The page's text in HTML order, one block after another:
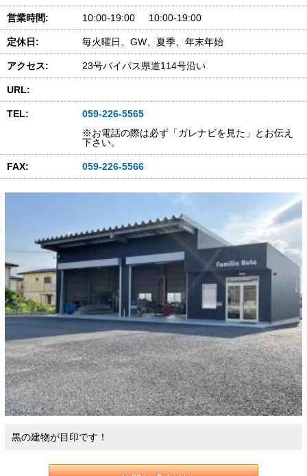
営業時間: 10:00-19:00 10:00-19:00
定休日: 毎火曜日、GW、夏季、年末年始
アクセス: 23号バイパス県道114号沿い
URL:
TEL:
059-226-5565
※お電話の際は必ず「ガレナビを見た」とお伝え
下さい。
FAX: 059-226-5566
黒の建物が目印です！